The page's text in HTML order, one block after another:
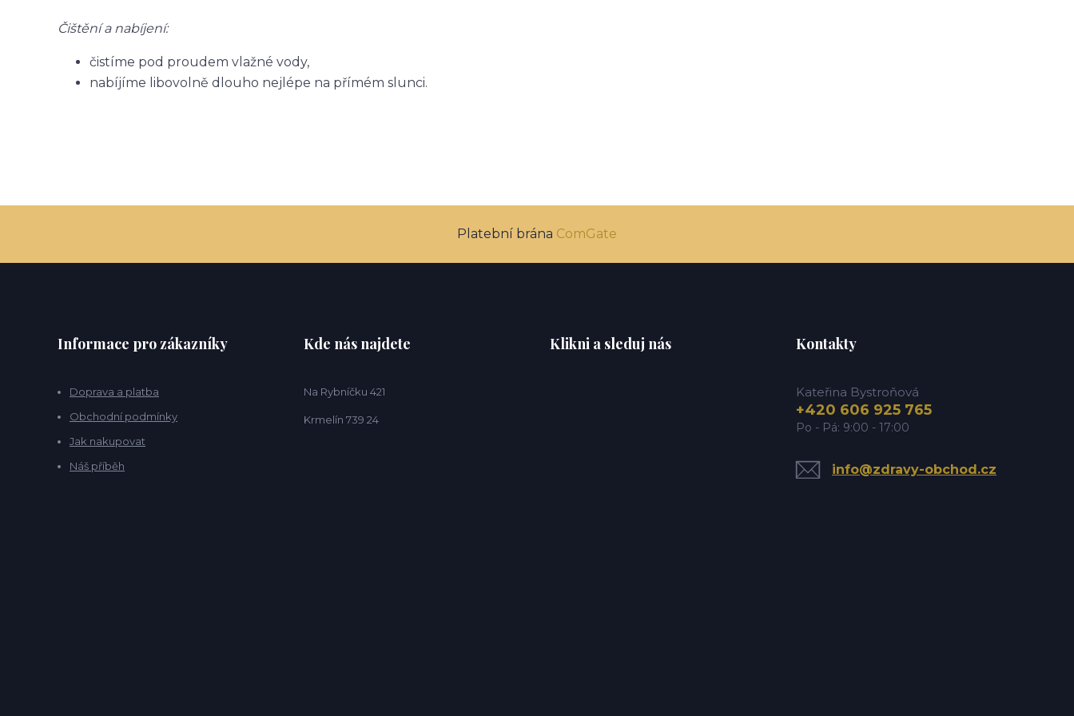
Čištění a nabíjení:
čistíme pod proudem vlažné vody,
nabíjíme libovolně dlouho nejlépe na přímém slunci.
Platební brána ComGate
Informace pro zákazníky
Doprava a platba
Obchodní podmínky
Jak nakupovat
Náš příběh
Kde nás najdete
Na Rybníčku 421
Krmelín 739 24
Klikni a sleduj nás Kontakty
Kateřina Bystroňová
+420 606 925 765
Po - Pá: 9:00 - 17:00
info@zdravy-obchod.cz